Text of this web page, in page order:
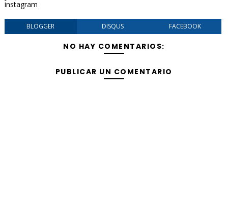
instagram
BLOGGER DISQUS FACEBOOK
NO HAY COMENTARIOS:
PUBLICAR UN COMENTARIO